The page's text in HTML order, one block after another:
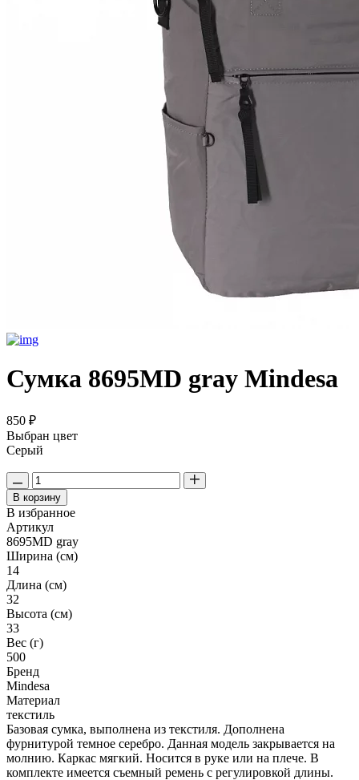
Сумка 8695MD gray Mindesa
850 ₽
Выбран цвет
Серый
В корзину
В избранное
Артикул
8695MD gray
Ширина (см)
14
Длина (см)
32
Высота (см)
33
Вес (г)
500
Бренд
Mindesa
Материал
текстиль
Базовая сумка, выполнена из текстиля. Дополнена
фурнитурой темное серебро. Данная модель закрывается на
молнию. Каркас мягкий. Носится в руке или на плече. В
комплекте имеется съемный ремень с регулировкой длины.